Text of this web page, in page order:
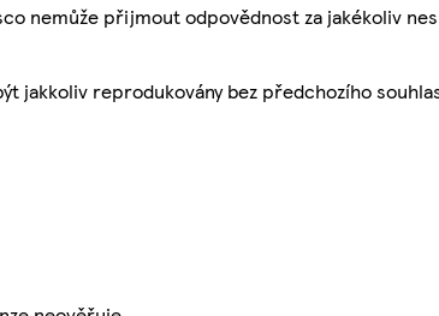
nemůže přijmout odpovědnost za jakékoliv
jakkoliv reprodukovány bez předchozího